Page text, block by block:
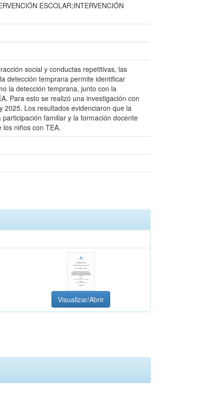
ESCOLAR;INTERVENCIÓN
social y conductas repetitivas, las
detección temprana permite identificar
la detección temprana, junto con la
Para esto se realizó una investigación con
2025. Los resultados evidenciaron que la
familiar y la formación docente
niños con TEA.
Visualizar/Abrir